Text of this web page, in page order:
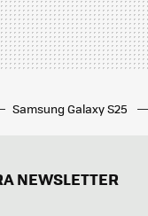
Samsung Galaxy S25
NEWSLETTER